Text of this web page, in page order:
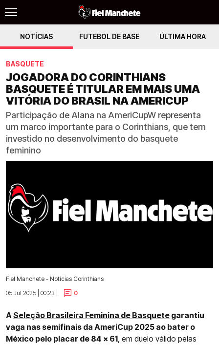
NOTÍCIAS FUTEBOL DE BASE ÚLTIMA HORA
BASQUETE
JOGADORA DO CORINTHIANS
BASQUETE É TITULAR EM MAIS UMA
VITÓRIA DO BRASIL NA AMERICUP
Participação de Alana na AmeriCupW representa
um marco importante para o Corinthians, que tem
investido no desenvolvimento do basquete
feminino
Fiel Manchete - Notícias Corinthians
05 Jul 2025 | 00:23 |
0
ASeleção Brasileira Feminina de Basquete garantiu
vaga nas semifinais da AmeriCup 2025 ao bater o
México pelo placar de 84 x 61, em duelo válido pelas